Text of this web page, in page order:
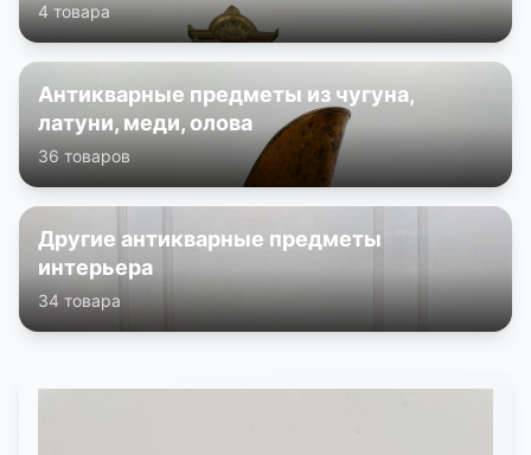
4 товара
Антикварные предметы из чугуна,
латуни, меди, олова
36 товаров
Другие антикварные предметы
интерьера
34 товара